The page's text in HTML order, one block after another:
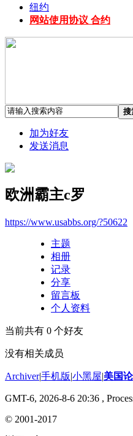
纽约
网站使用协议 合约
搜
加为好友
发送消息
欧洲霸主c罗
https://www.usabbs.org/?50622
主题
相册
记录
分享
留言板
个人资料
当前共有 0 个好友
没有相关成员
Archiver|手机版|小黑屋|美国
GMT-6, 2026-8-6 20:36 ,
© 2001-2017